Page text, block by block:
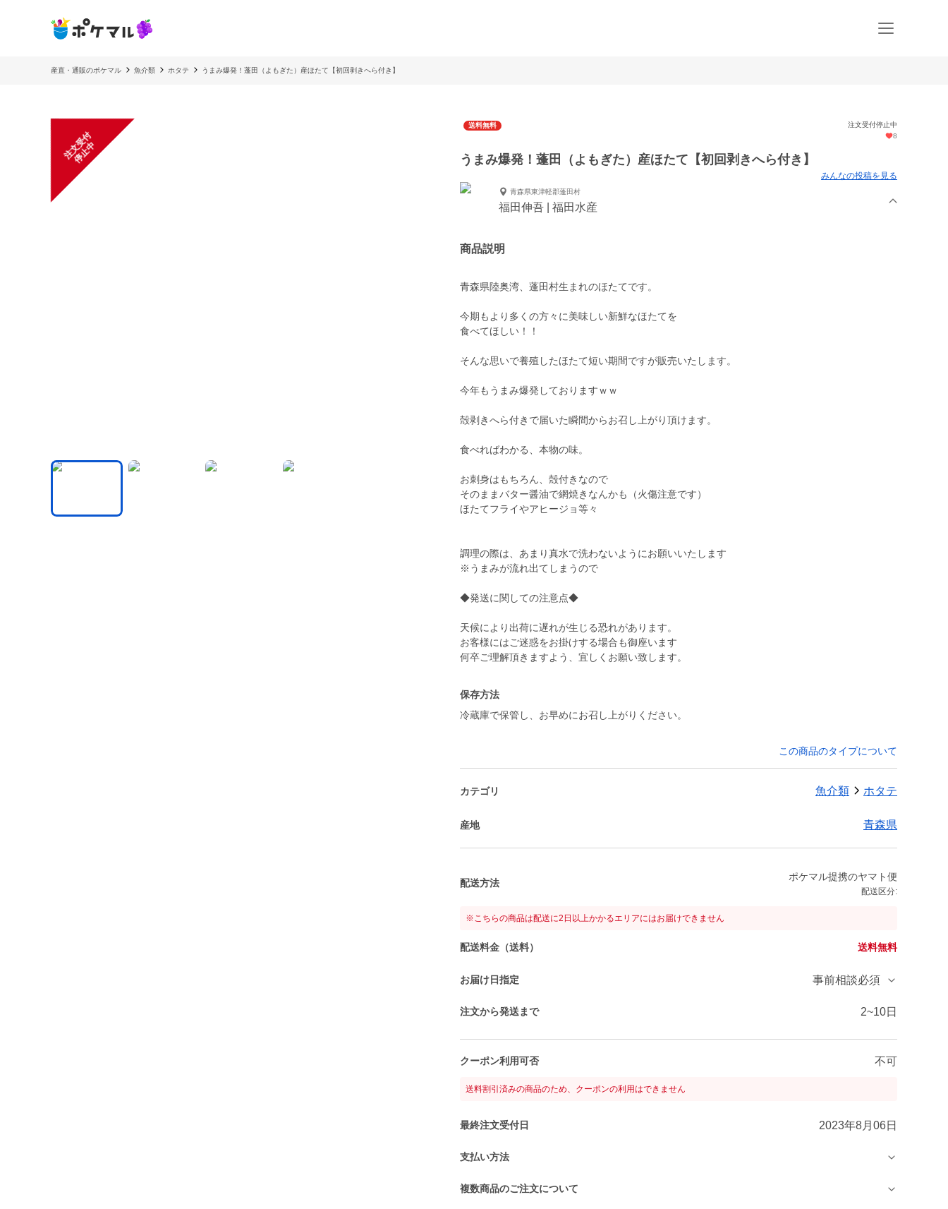
産直・通販のポケマル 魚介類 ホタテ うまみ爆発！蓬田（よもぎた）産ほたて【初回剥きへら付き】
注
文
受
付
停
止
中
送料無料
注文受付停止中
8
うまみ爆発！蓬田（よもぎた）産ほたて【初回剥きへら付き】
みんなの投稿を見る
青森県東津軽郡蓬田村
福田伸吾 | 福田水産
商品説明
青森県陸奥湾、蓬田村生まれのほたてです。
今期もより多くの方々に美味しい新鮮なほたてを
食べてほしい！！
そんな思いで養殖したほたて短い期間ですが販売いたします。
今年もうまみ爆発しておりますｗｗ
殻剥きへら付きで届いた瞬間からお召し上がり頂けます。
食べればわかる、本物の味。
お刺身はもちろん、殻付きなので
そのままバター醤油で網焼きなんかも（火傷注意です）
ほたてフライやアヒージョ等々
調理の際は、あまり真水で洗わないようにお願いいたします
※うまみが流れ出てしまうので
◆発送に関しての注意点◆
天候により出荷に遅れが生じる恐れがあります。
お客様にはご迷惑をお掛けする場合も御座います
何卒ご理解頂きますよう、宜しくお願い致します。
保存方法
冷蔵庫で保管し、お早めにお召し上がりください。
この商品のタイプについて
カテゴリ 魚介類 ホタテ
産地 青森県
配送方法
ポケマル提携のヤマト便
配送区分:
※こちらの商品は配送に2日以上かかるエリアにはお届けできません
配送料金（送料） 送料無料
お届け日指定 事前相談必須
注文から発送まで 2~10日
クーポン利用可否 不可
送料割引済みの商品のため、クーポンの利用はできません
最終注文受付日 2023年8月06日
支払い方法
複数商品のご注文について